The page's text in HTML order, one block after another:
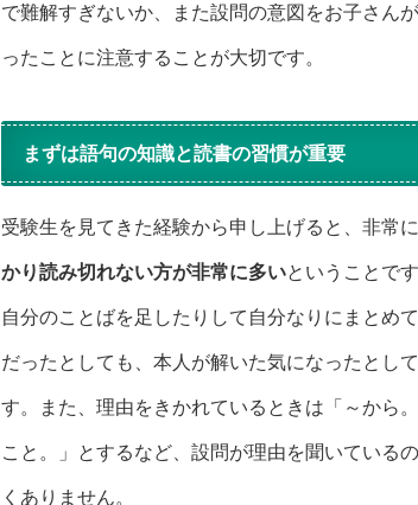
で難解すぎないか、また設問の意図をお子さん
ったことに注意することが大切です。
まずは語句の知識と読書の習慣が重要
受験生を見てきた経験から申し上げると、非常に
かり読み切れない方が非常に多いということで
自分のことばを足したりして自分なりにまとめ
だったとしても、本人が解いた気になったとし
す。また、理由をきかれているときは「～から
こと。」とするなど、設問が理由を聞いている
くありません。